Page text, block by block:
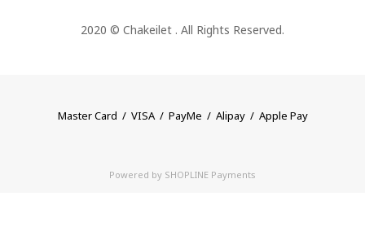
2020 © Chakeilet . All Rights Reserved.
Master Card / VISA / PayMe / Alipay / Apple Pay
Powered by SHOPLINE Payments